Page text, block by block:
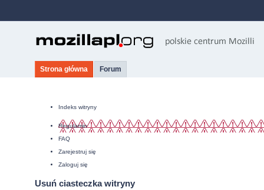
Strona główna Forum
Indeks witryny
Regulamin
FAQ
Zarejestruj się
Zaloguj się
Usuń ciasteczka witryny